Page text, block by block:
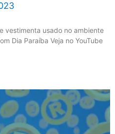
vestimenta usado no ambiente
Dia Paraíba Veja no YouTube